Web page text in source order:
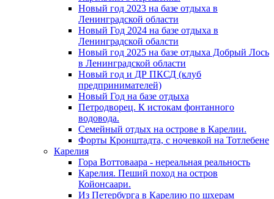
Новый год 2023 на базе отдыха в
Ленинградской области
Новый Год 2024 на базе отдыха в
Ленинградской обалсти
Новый год 2025 на базе отдыха Добрый Лось
в Ленинградской области
Новый год и ДР ПКСД (клуб
предпринимателей)
Новый Год на базе отдыха
Петродворец. К истокам фонтанного
водовода.
Семейный отдых на острове в Карелии.
Форты Кронштадта, с ночевкой на Тотлебене
Карелия
Гора Воттоваара - нереальная реальность
Карелия. Пеший поход на остров
Койонсаари.
Из Петербурга в Карелию по шхерам